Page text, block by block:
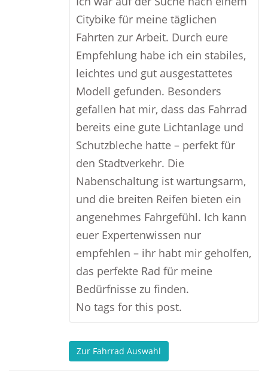
Citybike für meine täglichen
Fahrten zur Arbeit. Durch eure
Empfehlung habe ich ein stabiles,
leichtes und gut ausgestattetes
Modell gefunden. Besonders
gefallen hat mir, dass das Fahrrad
bereits eine gute Lichtanlage und
Schutzbleche hatte – perfekt für
den Stadtverkehr. Die
Nabenschaltung ist wartungsarm,
und die breiten Reifen bieten ein
angenehmes Fahrgefühl. Ich kann
euer Expertenwissen nur
empfehlen – ihr habt mir geholfen,
das perfekte Rad für meine
Bedürfnisse zu finden.
No tags for this post.
Zur Fahrrad Auswahl